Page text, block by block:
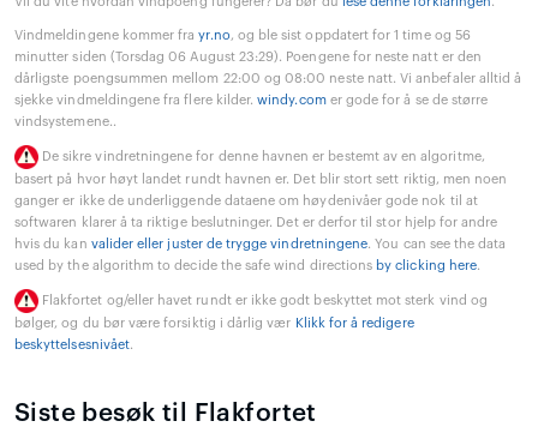
Vindmeldingene kommer frayr.no, og ble sist oppdatert for 1 time og 56
minutter siden (Torsdag 06 August 23:29). Poengene for neste natt er den
dårligste poengsummen mellom 22:00 og 08:00 neste natt. Vi anbefaler alltid å
sjekke vindmeldingene fra flere kilder.windy.comer gode for å se de større
vindsystemene..
De sikre vindretningene for denne havnen er bestemt av en algoritme,
basert på hvor høyt landet rundt havnen er. Det blir stort sett riktig, men noen
ganger er ikke de underliggende dataene om høydenivåer gode nok til at
softwaren klarer å ta riktige beslutninger. Det er derfor til stor hjelp for andre
hvis du kan valider eller juster de trygge vindretningene. You can see the data
used by the algorithm to decide the safe wind directions by clicking here.
Flakfortet og/eller havet rundt er ikke godt beskyttet mot sterk vind og
bølger, og du bør være forsiktig i dårlig vær Klikk for å redigere
beskyttelsesnivået.
Siste besøk til Flakfortet